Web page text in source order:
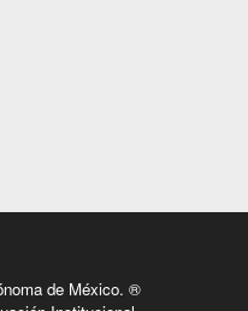
de México. ®